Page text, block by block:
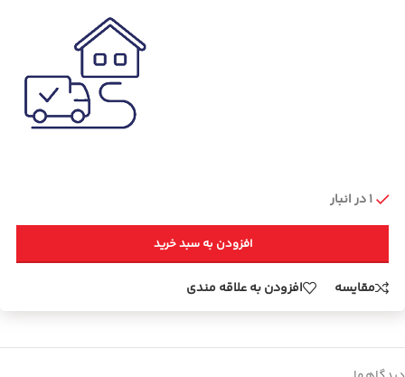
1 در انبار
افزودن به سبد خرید
مقایسه افزودن به علاقه مندی